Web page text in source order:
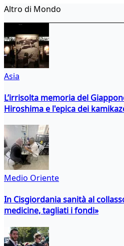
Altro di Mondo
Asia
L’irrisolta memoria del
Hiroshima e l'epica dei
Medio Oriente
In Cisgiordania sanità al
medicine, tagliati i fondi»